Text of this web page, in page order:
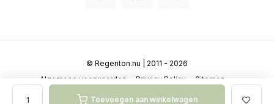
Toevoegen aan winkelwagen
Algemene voorwaarden Privacy Policy Sitemap
© Regenton.nu | 2011 - 2026